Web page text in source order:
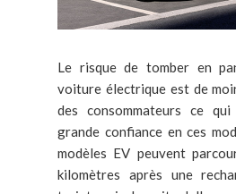
Le risque de tomber en
voiture électrique est de
des consommateurs ce
grande confiance en ces
modèles EV peuvent
kilomètres après une